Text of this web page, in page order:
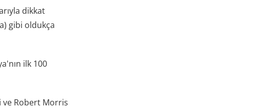
dikkat
gibi oldukça
ilk 100
ve Robert Morris